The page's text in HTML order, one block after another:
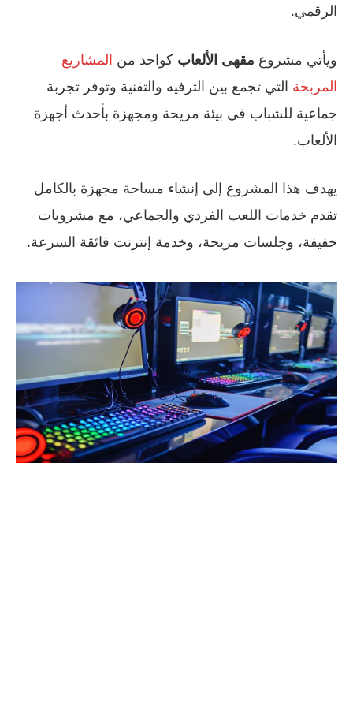
الرقمي.
ويأتي مشروع مقهى الألعاب كواحد من المشاريع
المربحة التي تجمع بين الترفيه والتقنية وتوفر تجربة
جماعية للشباب في بيئة مريحة ومجهزة بأحدث أجهزة
الألعاب.
يهدف هذا المشروع إلى إنشاء مساحة مجهزة بالكامل
تقدم خدمات اللعب الفردي والجماعي، مع مشروبات
خفيفة، وجلسات مريحة، وخدمة إنترنت فائقة السرعة.